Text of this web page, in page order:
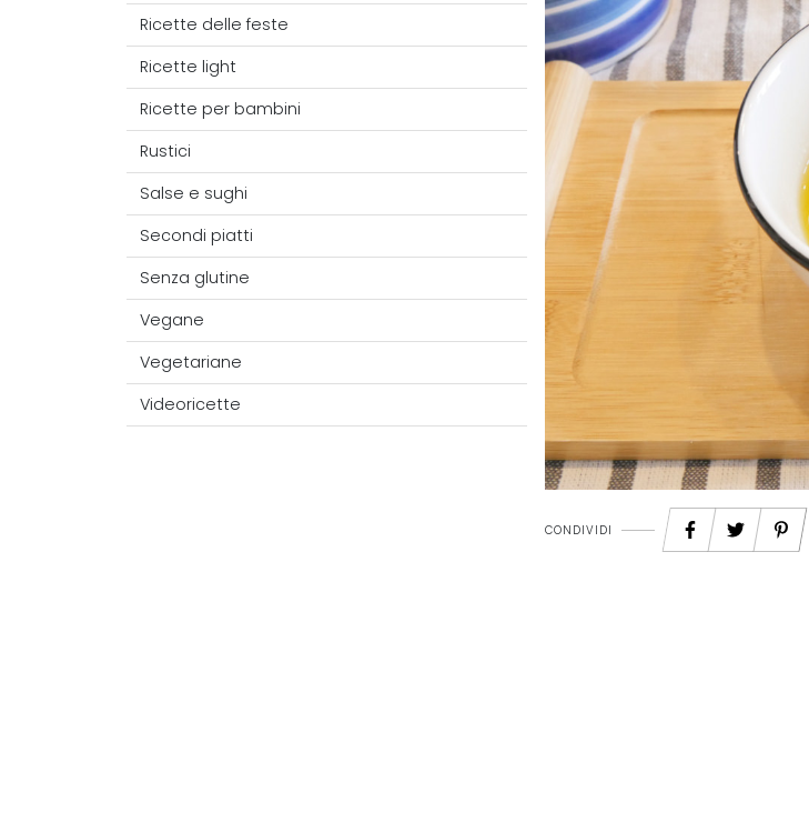
Ricette delle feste
Ricette light
Ricette per bambini
Rustici
Salse e sughi
Secondi piatti
Senza glutine
Vegane
Vegetariane
Videoricette
CONDIVIDI